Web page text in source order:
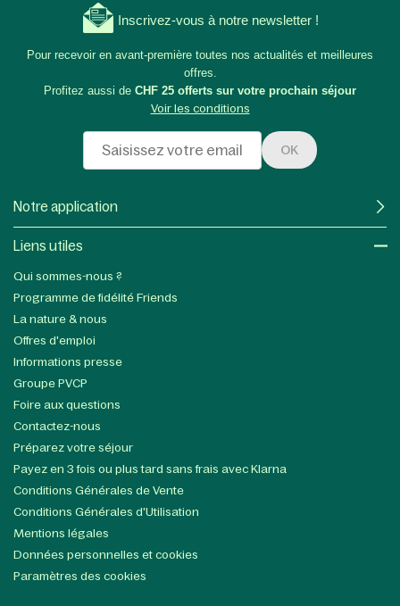
Inscrivez-vous à notre newsletter !
Pour recevoir en avant-première toutes nos actualités et meilleures
offres.
Profitez aussi de CHF 25 offerts sur votre prochain séjour
Voir les conditions
OK
Notre application
Liens utiles​
Qui sommes-nous ?
Programme de fidélité Friends
La nature & nous
Offres d'emploi
Informations presse
Groupe PVCP
Foire aux questions
Contactez-nous
Préparez votre séjour
Payez en 3 fois ou plus tard sans frais avec Klarna
Conditions Générales de Vente
Conditions Générales d'Utilisation
Mentions légales
Données personnelles et cookies
Paramètres des cookies